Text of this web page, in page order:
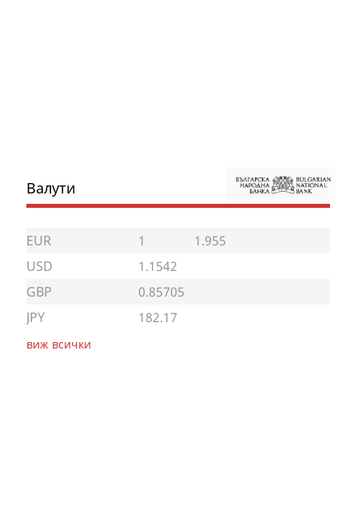
Валути
EUR 1
1.955
USD
1.1542
GBP
0.85705
JPY
182.17
виж всички